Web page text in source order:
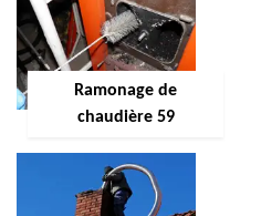
Ramonage de
chaudière 59